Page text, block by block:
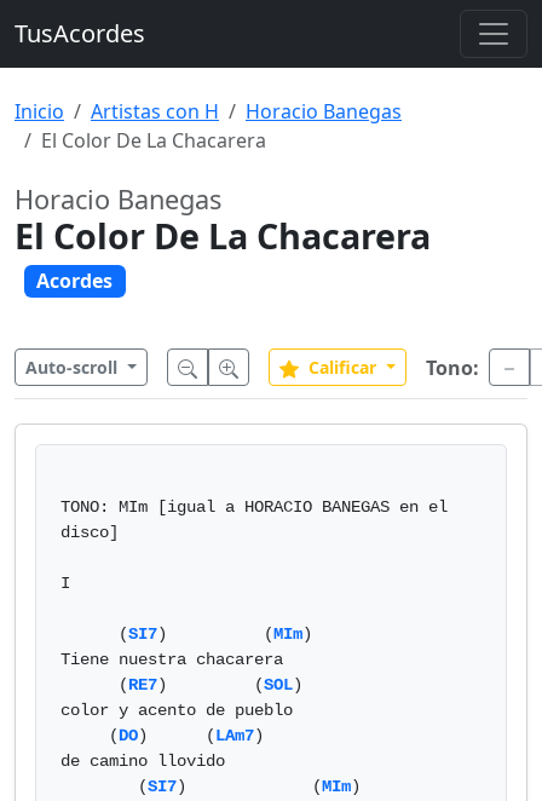
TusAcordes
Inicio Artistas con H
Horacio Banegas
El Color De La Chacarera
Horacio Banegas
El Color De La Chacarera
Acordes
Auto-scroll Calificar Tono:
TONO: MIm [igual a HORACIO BANEGAS en el
disco]
I
      (
SI7)          (MIm)
Tiene nuestra chacarera
      (
RE7)         (SOL)
color y acento de pueblo
     (
DO)      (LAm7)
de camino llovido
        (
SI7)             (MIm)